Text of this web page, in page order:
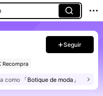
Seguir
Recompra
como 「Botique de moda」